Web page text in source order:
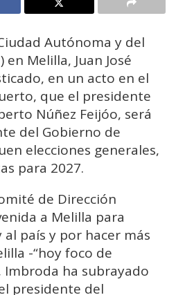
Autónoma y del
Melilla, Juan José
en un acto en el
que el presidente
Núñez Feijóo, será
del Gobierno de
elecciones generales,
para 2027.
de Dirección
a Melilla para
país y por hacer más
-“hoy foco de
Imbroda ha subrayado
presidente del